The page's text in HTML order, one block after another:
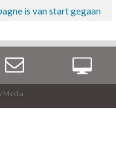
is van start gegaan
Media